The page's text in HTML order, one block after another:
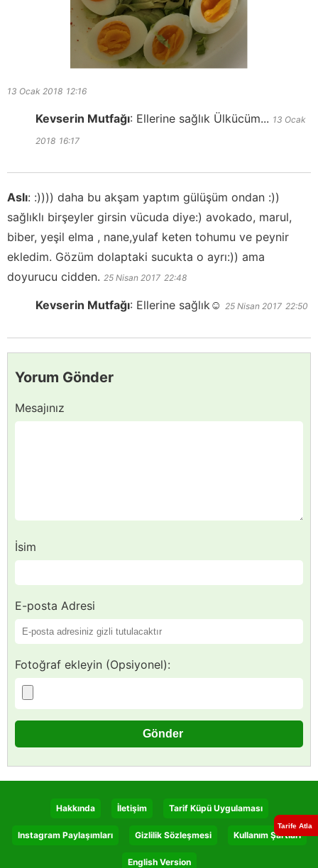
13 Ocak 2018 12:16
Kevserin Mutfağı: Ellerine sağlık Ülkücüm... 13 Ocak
2018 16:17
Aslı: :)))) daha bu akşam yaptım gülüşüm ondan :))
sağlıklı birşeyler girsin vücuda diye:) avokado, marul,
biber, yeşil elma , nane,yulaf keten tohumu ve peynir
ekledim. Gözüm dolaptaki sucukta o ayrı:)) ama
doyurucu cidden. 25 Nisan 2017 22:48
Kevserin Mutfağı: Ellerine sağlık☺️ 25 Nisan 2017 22:50
Yorum Gönder
Mesajınız
İsim
E-posta Adresi
Fotoğraf ekleyin (Opsiyonel):
Tarife Atla
Hakkında İletişim Tarif Küpü Uygulaması
Instagram Paylaşımları Gizlilik Sözleşmesi Kullanım Şartları
English Version